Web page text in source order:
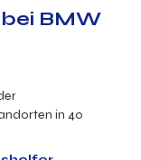
BMW
in 40